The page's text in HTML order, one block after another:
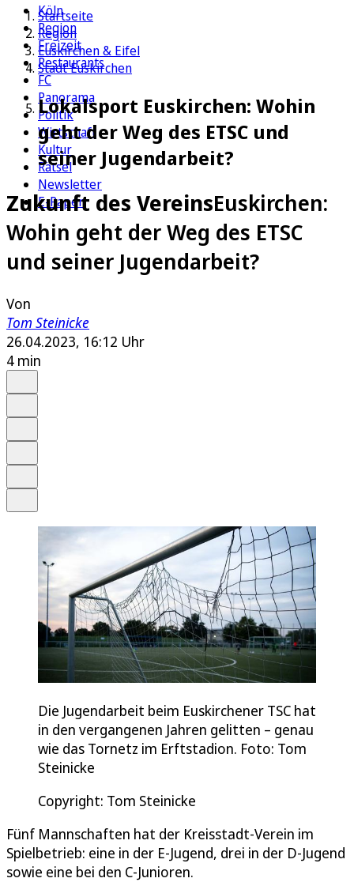
Köln
Region
Freizeit
Restaurants
FC
Panorama
Politik
Wirtschaft
Kultur
Rätsel
Newsletter
E-Paper
Startseite
Region
Euskirchen & Eifel
Stadt Euskirchen
Lokalsport Euskirchen: Wohin
geht der Weg des ETSC und
seiner Jugendarbeit?
Zukunft des VereinsEuskirchen:
Wohin geht der Weg des ETSC
und seiner Jugendarbeit?
Von
Tom Steinicke
26.04.2023, 16:12 Uhr
4 min
Die Jugendarbeit beim Euskirchener TSC hat
in den vergangenen Jahren gelitten – genau
wie das Tornetz im Erftstadion. Foto: Tom
Steinicke
Copyright: Tom Steinicke
Fünf Mannschaften hat der Kreisstadt-Verein im
Spielbetrieb: eine in der E-Jugend, drei in der D-Jugend
sowie eine bei den C-Junioren.